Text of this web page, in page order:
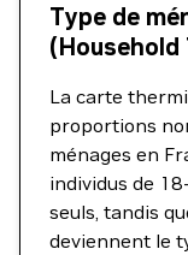
Type de
(Household
La carte
proportions
ménages en
individus de
seuls, tandis
deviennent le